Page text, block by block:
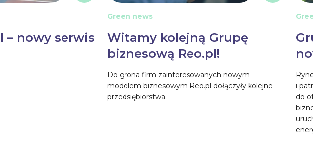
– nowy serwis
Green news
Witamy kolejną Grupę
biznesową Reo.pl!
Do grona firm zainteresowanych nowym
modelem biznesowym Reo.pl dołączyły kolejne
przedsiębiorstwa.
i
do